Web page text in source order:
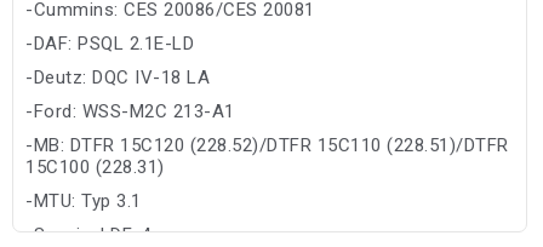
-Cummins: CES 20086/CES 20081
-DAF: PSQL 2.1E-LD
-Deutz: DQC IV-18 LA
-Ford: WSS-M2C 213-A1
-MB: DTFR 15C120 (228.52)/DTFR 15C110 (228.51)/DTFR
15C100 (228.31)
-MTU: Typ 3.1
-Scania: LDF-4